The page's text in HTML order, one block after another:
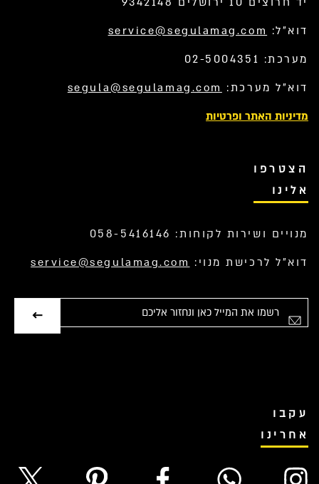
דוא”ל: service@segulamag.com
מערכת: 02-5004351
דוא”ל מערכת: segula@segulamag.com
מדיניות האתר ופרטיות
הצטרפו
אלינו
מנויים ושירות לקוחות: 058-5416146
דוא”ל לרכישת מנוי: service@segulamag.com
עקבו
אחרינו